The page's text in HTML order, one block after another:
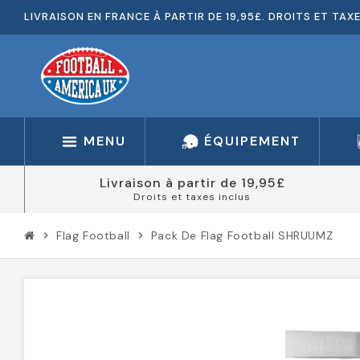
LIVRAISON EN FRANCE À PARTIR DE 19,95£. DROITS ET
MENU ÉQUIPEMENT
Livraison à partir de 19,95£
Droits et taxes inclus
chevron_right Flag Football chevron_right Pack De Flag Football SHRUUMZ